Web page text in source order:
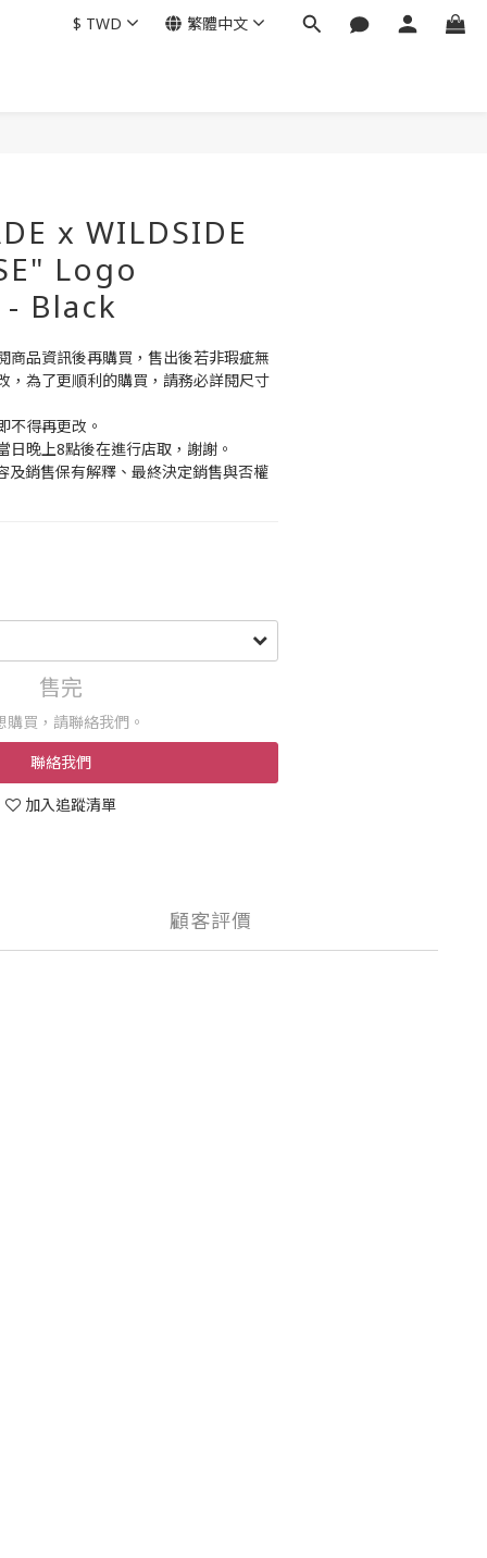
$ TWD 繁體中文
x WILDSIDE
Logo
Black
商品資訊後再購買，售出後若非瑕疵無
，為了更順利的購買，請務必詳閱尺寸
不得再更改。
日晚上8點後在進行店取，謝謝。
及銷售保有解釋、最終決定銷售與否權
售完
購買，請聯絡我們。
聯絡我們
加入追蹤清單
顧客評價